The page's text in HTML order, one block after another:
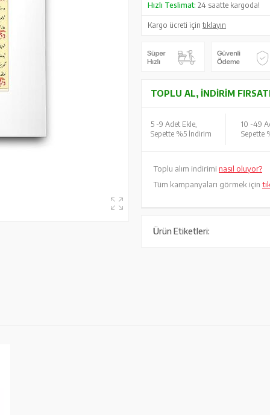
Hızlı Teslimat: 24 saatte kargoda!
Kargo ücreti içintıklayın
TOPLU AL, İNDIRIM
5 -9 Adet Ekle,
Sepette %5 İndirim
10 -49
Sepette
Toplu alım indirimi nasıl oluyor?
Tüm kampanyaları görmek için
Ürün Etiketleri: